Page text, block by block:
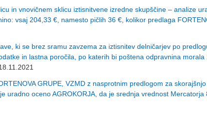
in vnovičnem sklicu iztisnitvene izredne skupščine – analize
vsaj 204,33 €, namesto pičlih 36 €, kolikor predlaga
ki se brez sramu zavzema za iztisnitev delničarjev po
in lastna poročila, po katerih bi poštena odpravnina morala
GRUPE, VZMD z nasprotnim predlogom za
uradno oceno AGROKORJA, da je srednja vrednost Mercatorja